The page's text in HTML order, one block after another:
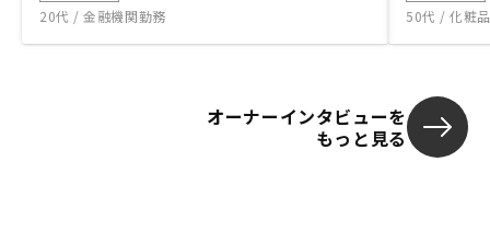
20代 / 金融機関勤務 50代 / 化粧
オーナーインタビューを
もっと見る